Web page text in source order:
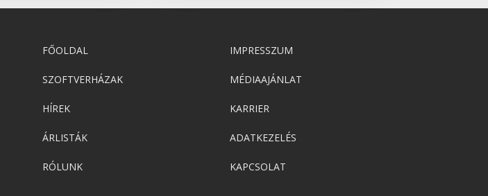
FŐOLDAL
SZOFTVERHÁZAK
HÍREK
ÁRLISTÁK
RÓLUNK
IMPRESSZUM
MÉDIAAJÁNLAT
KARRIER
ADATKEZELÉS
KAPCSOLAT